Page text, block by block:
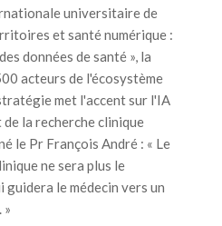
universitaire de
et santé numérique :
données de santé », la
acteurs de l'écosystème
met l'accent sur l'IA
la recherche clinique
le Pr François André : « Le
ne sera plus le
guidera le médecin vers un